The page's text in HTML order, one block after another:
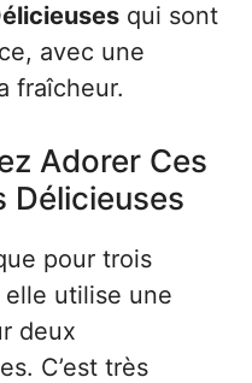
qui sont
avec une
fraîcheur.
Adorer Ces
Délicieuses
pour trois
elle utilise une
deux
C’est très